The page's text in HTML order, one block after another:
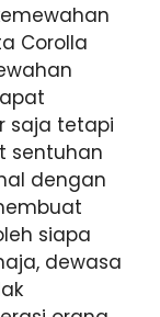
Corolla
saja tetapi
sentuhan
dengan
siapa
dewasa